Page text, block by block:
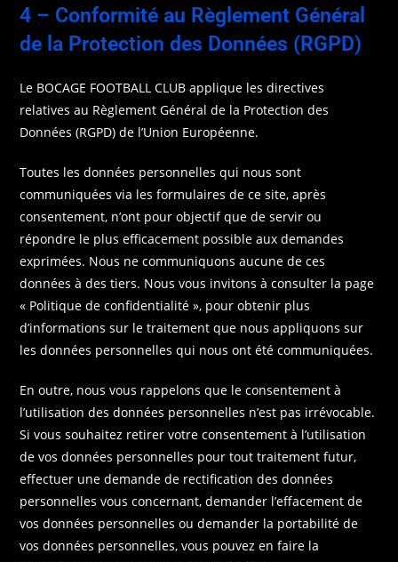
4 – Conformité au Règlement Général
de la Protection des Données (RGPD)
Le BOCAGE FOOTBALL CLUB applique les directives
relatives au Règlement Général de la Protection des
Données (RGPD) de l’Union Européenne.
Toutes les données personnelles qui nous sont
communiquées via les formulaires de ce site, après
consentement, n’ont pour objectif que de servir ou
répondre le plus efficacement possible aux demandes
exprimées. Nous ne communiquons aucune de ces
données à des tiers. Nous vous invitons à consulter la page
« Politique de confidentialité », pour obtenir plus
d’informations sur le traitement que nous appliquons sur
les données personnelles qui nous ont été communiquées.
En outre, nous vous rappelons que le consentement à
l’utilisation des données personnelles n’est pas irrévocable.
Si vous souhaitez retirer votre consentement à l’utilisation
de vos données personnelles pour tout traitement futur,
effectuer une demande de rectification des données
personnelles vous concernant, demander l’effacement de
vos données personnelles ou demander la portabilité de
vos données personnelles, vous pouvez en faire la